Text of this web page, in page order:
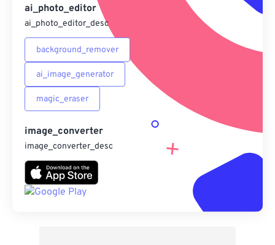
ai_photo_editor
ai_photo_editor_desc
background_remover
ai_image_generator
magic_eraser
image_converter
image_converter_desc